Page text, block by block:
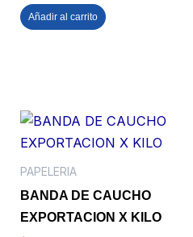
Añadir al carrito
PAPELERIA
BANDA DE CAUCHO
EXPORTACION X KILO